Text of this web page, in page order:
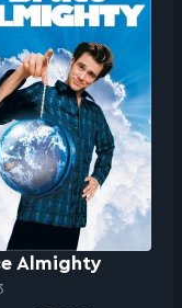
Almighty